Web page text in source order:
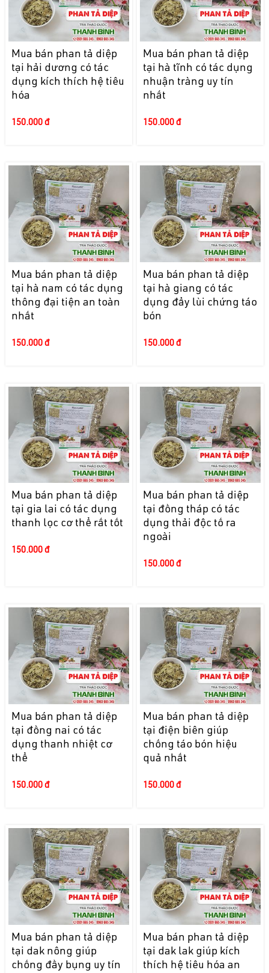
Mua bán phan tả diệp
tại hải dương có tác
dụng kích thích hệ tiêu
hóa
150.000 đ
Mua bán phan tả diệp
tại hà tĩnh có tác dụng
nhuận tràng uy tín
nhất
150.000 đ
Mua bán phan tả diệp
tại hà nam có tác dụng
thông đại tiện an toàn
nhất
150.000 đ
Mua bán phan tả diệp
tại hà giang có tác
dụng đẩy lùi chứng táo
bón
150.000 đ
Mua bán phan tả diệp
tại gia lai có tác dụng
thanh lọc cơ thể rất tốt
150.000 đ
Mua bán phan tả diệp
tại đồng tháp có tác
dụng thải độc tố ra
ngoài
150.000 đ
Mua bán phan tả diệp
tại đồng nai có tác
dụng thanh nhiệt cơ
thể
150.000 đ
Mua bán phan tả diệp
tại điện biên giúp
chống táo bón hiệu
quả nhất
150.000 đ
Mua bán phan tả diệp
tại dak nông giúp
chống đầy bụng uy tín
Mua bán phan tả diệp
tại dak lak giúp kích
thích hệ tiêu hóa an